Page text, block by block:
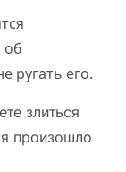
об
ругать его.
злиться
произошло